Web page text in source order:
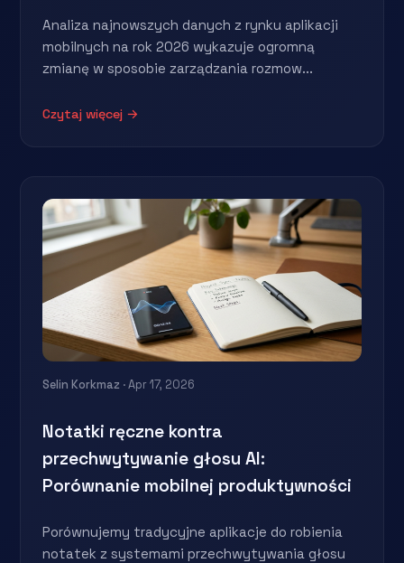
Analiza najnowszych danych z rynku aplikacji
mobilnych na rok 2026 wykazuje ogromną
zmianę w sposobie zarządzania rozmow...
Czytaj więcej →
Selin Korkmaz · Apr 17, 2026
Notatki ręczne kontra
przechwytywanie głosu AI:
Porównanie mobilnej produktywności
Porównujemy tradycyjne aplikacje do robienia
notatek z systemami przechwytywania głosu